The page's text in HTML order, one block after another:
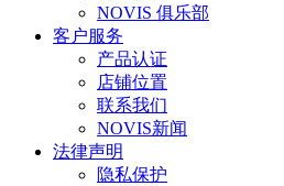
NOVIS 俱乐部
客户服务
产品认证
店铺位置
联系我们
NOVIS新闻
法律声明
隐私保护